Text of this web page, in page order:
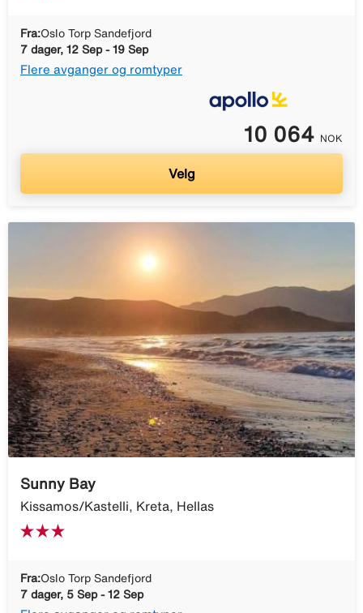
Fra:Oslo Torp Sandefjord
7 dager, 12 Sep - 19 Sep
Flere avganger og romtyper
10 064 NOK
Velg
Sunny Bay
Kissamos/Kastelli, Kreta, Hellas
Fra:Oslo Torp Sandefjord
7 dager, 5 Sep - 12 Sep